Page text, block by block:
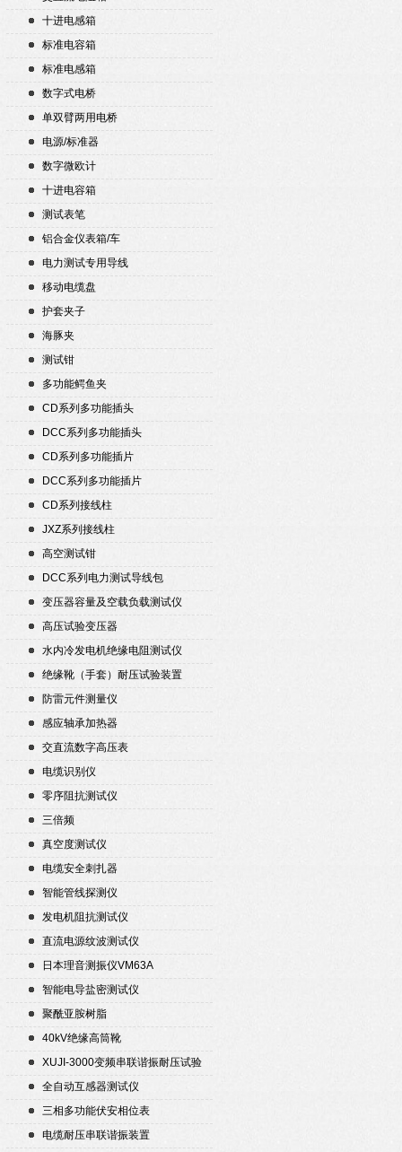
十进电感箱
标准电容箱
标准电感箱
数字式电桥
单双臂两用电桥
电源/标准器
数字微欧计
十进电容箱
测试表笔
铝合金仪表箱/车
电力测试专用导线
移动电缆盘
护套夹子
海豚夹
测试钳
多功能鳄鱼夹
CD系列多功能插头
DCC系列多功能插头
CD系列多功能插片
DCC系列多功能插片
CD系列接线柱
JXZ系列接线柱
高空测试钳
DCC系列电力测试导线包
变压器容量及空载负载测试仪
高压试验变压器
水内冷发电机绝缘电阻测试仪
绝缘靴（手套）耐压试验装置
防雷元件测量仪
感应轴承加热器
交直流数字高压表
电缆识别仪
零序阻抗测试仪
三倍频
真空度测试仪
电缆安全刺扎器
智能管线探测仪
发电机阻抗测试仪
直流电源纹波测试仪
日本理音测振仪VM63A
智能电导盐密测试仪
聚酰亚胺树脂
40kV绝缘高筒靴
XUJI-3000变频串联谐振耐压试验
装置
全自动互感器测试仪
三相多功能伏安相位表
电缆耐压串联谐振装置